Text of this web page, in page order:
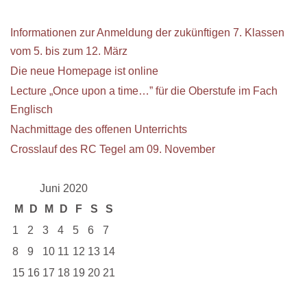
Informationen zur Anmeldung der zukünftigen 7. Klassen
vom 5. bis zum 12. März
Die neue Homepage ist online
Lecture „Once upon a time…” für die Oberstufe im Fach
Englisch
Nachmittage des offenen Unterrichts
Crosslauf des RC Tegel am 09. November
Juni 2020
M
D M D F S
S
1
2 3 4 5 6
7
8
9 10 11 12 13 14
15 16 17 18 19 20 21